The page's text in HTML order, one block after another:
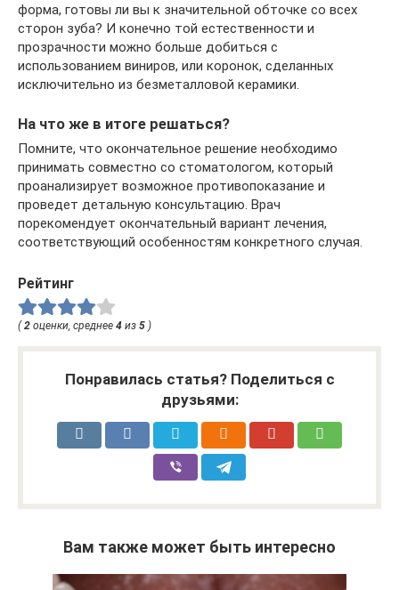
форма, готовы ли вы к значительной обточке со всех
сторон зуба? И конечно той естественности и
прозрачности можно больше добиться с
использованием виниров, или коронок, сделанных
исключительно из безметалловой керамики.
На что же в итоге решаться?
Помните, что окончательное решение необходимо
принимать совместно со стоматологом, который
проанализирует возможное противопоказание и
проведет детальную консультацию. Врач
порекомендует окончательный вариант лечения,
соответствующий особенностям конкретного случая.
Рейтинг
(2 оценки, среднее 4 из 5 )
Понравилась статья? Поделиться с
друзьями:
Вам также может быть интересно